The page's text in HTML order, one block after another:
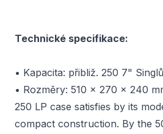
Technické specifikace:
• Kapacita: přibliž. 250 7" Singlů
• Rozměry: 510 x 270 x 240
250 LP case satisfies by its
compact construction. By the